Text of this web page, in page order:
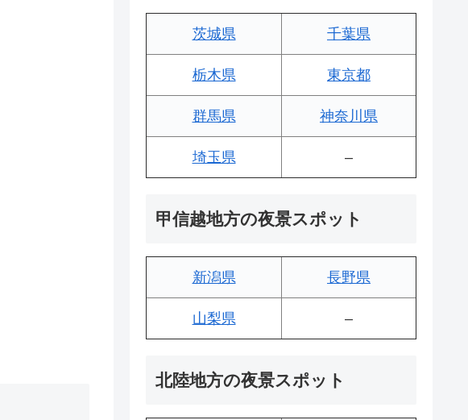
茨城県 千葉県
栃木県 東京都
群馬県 神奈川県
埼玉県 –
甲信越地方の夜景スポット
新潟県 長野県
山梨県 –
北陸地方の夜景スポット